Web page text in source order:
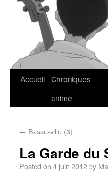
Accueil Chroniques
anime
← Basse-ville (3)
La Garde du
Posted on 4 juin 2012by